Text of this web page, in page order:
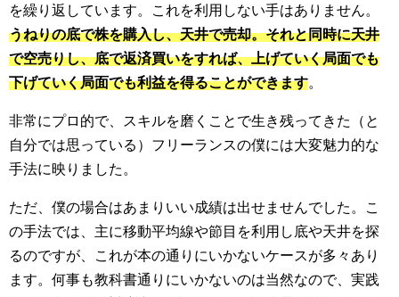
を繰り返しています。これを利用しない手はありません。
うねりの底で株を購入し、天井で売却。それと同時に天井
で空売りし、底で返済買いをすれば、上げていく局面でも
下げていく局面でも利益を得ることができます。
非常にプロ的で、スキルを磨くことで生き残ってきた（と
自分では思っている）フリーランスの僕には大変魅力的な
手法に映りました。
ただ、僕の場合はあまりいい成績は出せませんでした。こ
の手法では、主に移動平均線や節目を利用し底や天井を探
るのですが、これが本の通りにいかないケースが多々あり
ます。何事も教科書通りにいかないのは当然なので、実践